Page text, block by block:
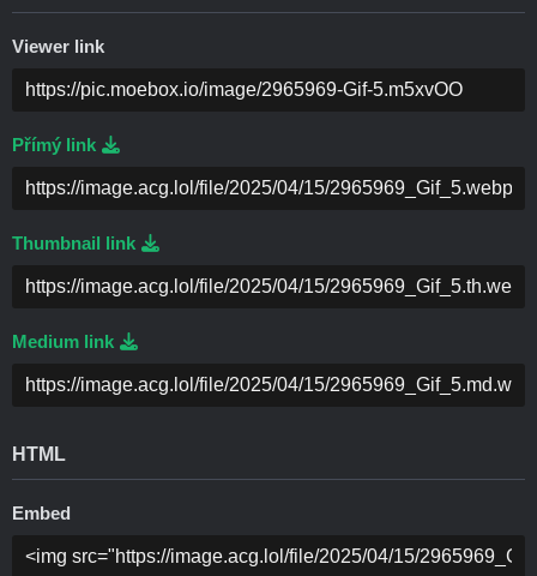
Viewer link
Přímý link
Thumbnail link
Medium link
HTML
Embed